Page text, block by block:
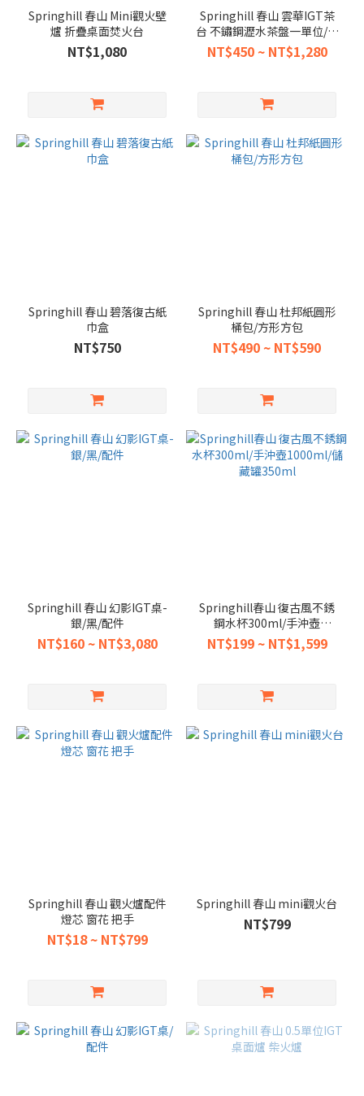
Springhill 春山 Mini觀火壁
爐 折疊桌面焚火台
NT$1,080
Springhill 春山 雲華IGT茶
台 不鏽鋼瀝水茶盤一單位/杜
邦紙收納袋
NT$450 ~ NT$1,280
Springhill 春山 碧落復古紙
巾盒
NT$750
Springhill 春山 杜邦紙圓形
桶包/方形方包
NT$490 ~ NT$590
Springhill 春山 幻影IGT桌-
銀/黑/配件
NT$160 ~ NT$3,080
Springhill春山 復古風不銹
鋼水杯300ml/手沖壺
1000ml/儲藏罐350ml
NT$199 ~ NT$1,599
Springhill 春山 觀火爐配件
燈芯 窗花 把手
NT$18 ~ NT$799
Springhill 春山 mini觀火台
NT$799